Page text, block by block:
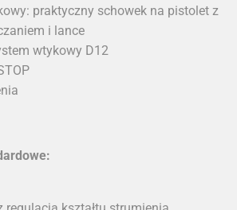
praktyczny schowek na pistolet z
i lance
wtykowy D12